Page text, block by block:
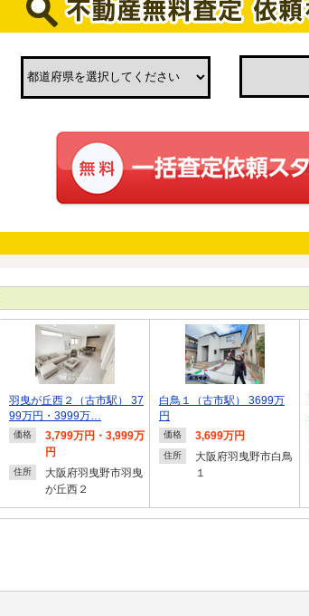
羽曳が丘西２（古市駅） 37
99万円・3999万…
価格
3,799万円・3,999万
円
住所
大阪府羽曳野市羽曳
が丘西２
白鳥１（古市駅） 3699万
円
価格 3,699万円
住所
大阪府羽曳野市白鳥
１